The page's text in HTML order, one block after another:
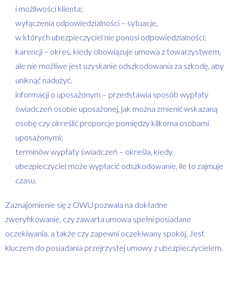
i możliwości klienta;
wyłączenia odpowiedzialności – sytuacje,
w których ubezpieczyciel nie ponosi odpowiedzialności;
karencji – okres, kiedy obowiązuje umowa z towarzystwem,
ale nie możliwe jest uzyskanie odszkodowania za szkodę, aby
uniknąć nadużyć.
informacji o uposażonym – przedstawia sposób wypłaty
świadczeń osobie uposażonej, jak można zmienić wskazaną
osobę czy określić proporcje pomiędzy kilkoma osobami
uposażonymi;
terminów wypłaty świadczeń – określa, kiedy
ubezpieczyciel może wypłacić odszkodowanie, ile to zajmuje
czasu.
Zaznajomienie się z OWU pozwala na dokładne
zweryfikowanie, czy zawarta umowa spełni posiadane
oczekiwania, a także czy zapewni oczekiwany spokój. Jest
kluczem do posiadania przejrzystej umowy z ubezpieczycielem.